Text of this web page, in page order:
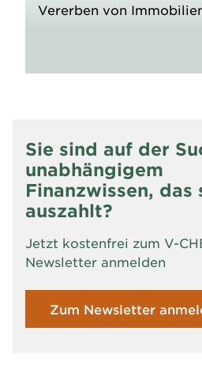
Vererben von
Sie sind auf der
unabhängigem
Finanzwissen, das
auszahlt?
Jetzt kostenfrei zum V-
Newsletter anmelden
Zum Newsletter